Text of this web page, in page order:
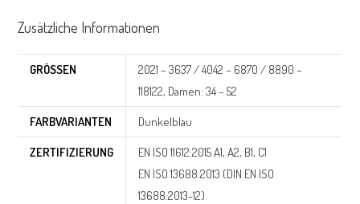
Zusätzliche Informationen
GRÖSSEN
2021 – 3637 / 4042 – 6870 / 8890 –
118122, Damen: 34 – 52
FARBVARIANTEN
Dunkelblau
ZERTIFIZIERUNG
EN ISO 11612:2015 A1, A2, B1, C1
EN ISO 13688:2013 (DIN EN ISO
13688:2013-12)